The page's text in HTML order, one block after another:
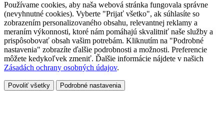
Používame cookies, aby naša webová stránka fungovala správne
(nevyhnutné cookies). Vyberte "Prijať všetko", ak súhlasíte so
zobrazením personalizovaného obsahu, relevantnej reklamy a
meraním výkonnosti, ktoré nám pomáhajú skvalitniť naše služby a
prispôsobovať obsah vašim potrebám. Kliknutím na "Podrobné
nastavenia" zobrazíte ďalšie podrobnosti a možnosti. Preferencie
môžete kedykoľvek zmeniť. Ďalšie informácie nájdete v našich
Zásadách ochrany osobných údajov.
Povoliť všetky Podrobné nastavenia